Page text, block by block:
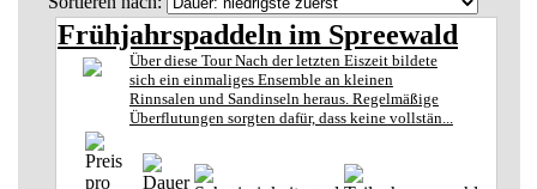
Frühjahrspaddeln im Spreewald
Über diese Tour Nach der letzten Eiszeit bildete
sich ein einmaliges Ensemble an kleinen
Rinnsalen und Sandinseln heraus. Regelmäßige
Überflutungen sorgten dafür, dass keine vollstän...